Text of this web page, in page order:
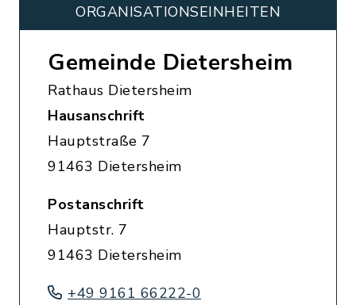
ORGANISATIONS­EINHEITEN
Gemeinde Dietersheim
Rathaus Dietersheim
Hausanschrift
Hauptstraße 7
91463 Dietersheim
Postanschrift
Hauptstr. 7
91463 Dietersheim
+49 9161 66222-0